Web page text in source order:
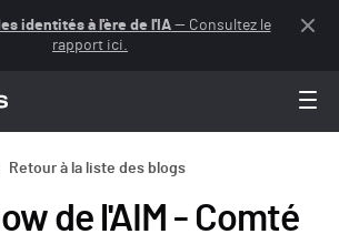
identités à l'ère de l'IA— Consultez le
rapport ici.
Retour à la liste des blogs
de l'AIM - Comté